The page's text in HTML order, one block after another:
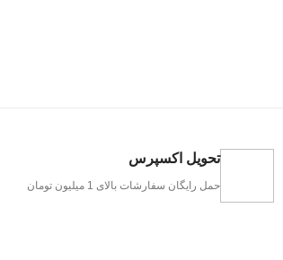
تحویل اکسپرس
حمل رایگان سفارشات بالای 1 میلیون تومان